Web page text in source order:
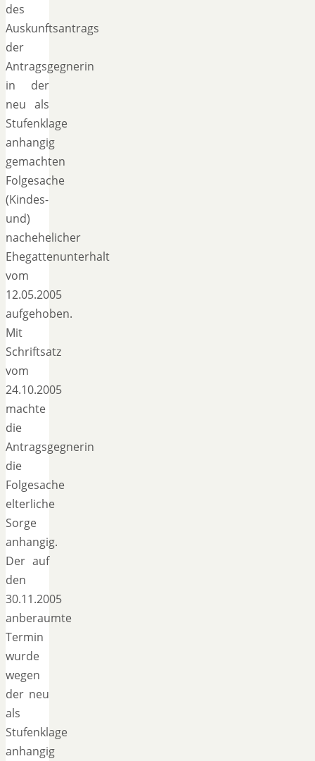
des
Auskunftsantrags
der
Antragsgegnerin
in der
neu als
Stufenklage
anhangig
gemachten
Folgesache
(Kindes-
und)
nachehelicher
Ehegattenunterhalt
vom
12.05.2005
aufgehoben.
Mit
Schriftsatz
vom
24.10.2005
machte
die
Antragsgegnerin
die
Folgesache
elterliche
Sorge
anhangig.
Der auf
den
30.11.2005
anberaumte
Termin
wurde
wegen
der neu
als
Stufenklage
anhangig